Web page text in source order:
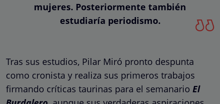
mujeres. Posteriormente también
estudiaría periodismo.
Tras sus estudios, Pilar Miró pronto despunta
como cronista y realiza sus primeros trabajos
firmando críticas taurinas para el semanario El